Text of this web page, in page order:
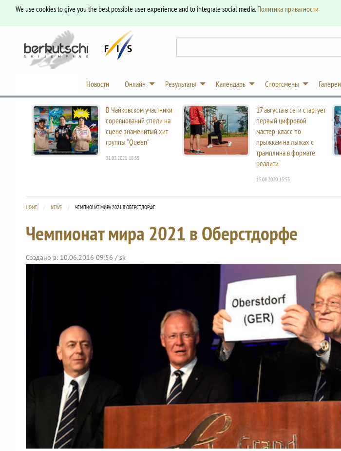
We use cookies to give you the best possible user experience and to integrate social media.Политика приватности
Новости Онлайн Результаты Календарь Спортсмены Галереи
В Чайковском участники
соревнований спели на
сцене знаменитый хит
группы "Queen"
31.03.2021 18:55
17 августа в сети стартует
первый цифровой
мастер-класс по
прыжкам на лыжах с
трамплина в формате
реалити
15.08.2020 15:55
HOME NEWS CURRENT:
ЧЕМПИОНАТ МИРА 2021 В ОБЕРСТДОРФЕ
Чемпионат мира 2021 в Оберстдорфе
Создано в: 10.06.2016 09:56 / sk